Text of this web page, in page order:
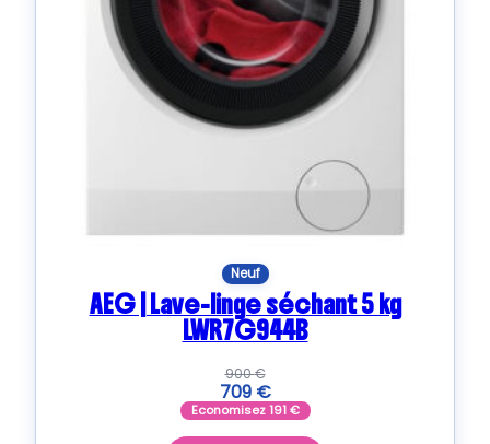
Neuf
AEG | Lave-linge séchant 5 kg
LWR7G944B
900€
709 €
Economisez191€